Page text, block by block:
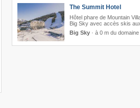
The Summit Hotel
Hôtel phare de Mountain
Big Sky avec accès skis
Big Sky· à 0 m du